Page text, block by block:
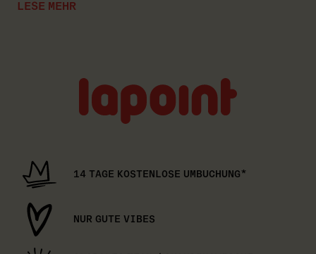
LESE MEHR
logo
14 TAGE KOSTENLOSE UMBUCHUNG*
NUR GUTE VIBES